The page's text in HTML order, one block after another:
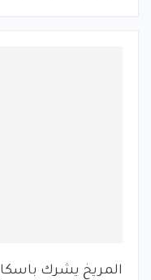
المريخ يشرك باسكال